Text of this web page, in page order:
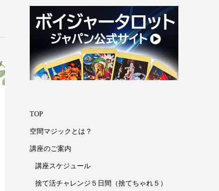
TOP
空間マジックとは？
講座のご案内
講座スケジュール
捨て活チャレンジ５日間（捨てちゃれ５）